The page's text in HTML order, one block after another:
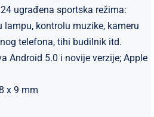
ugrađena sportska režima:
lampu, kontrolu muzike, kameru
telefona, tihi budilnik itd.
Android 5.0 i novije verzije; Apple
x 9 mm